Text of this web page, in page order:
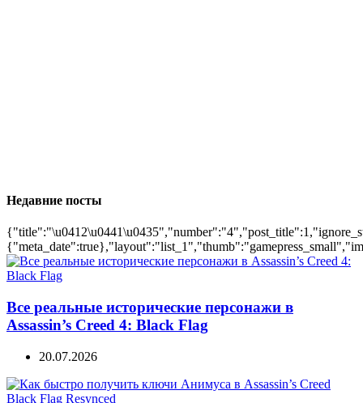
Недавние посты
Все реальные исторические персонажи в
Assassin’s Creed 4: Black Flag
20.07.2026